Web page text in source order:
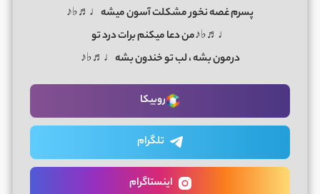
پسرم غصه نخور مشکلت آسون میشه♩♬♭♪
♩♬♭♪من دعا میکنم برات درد تو
درمون بشه ، لب تو خندون بشه♩♬♭♪
روبیکا
تلگرام
اینستاگرام